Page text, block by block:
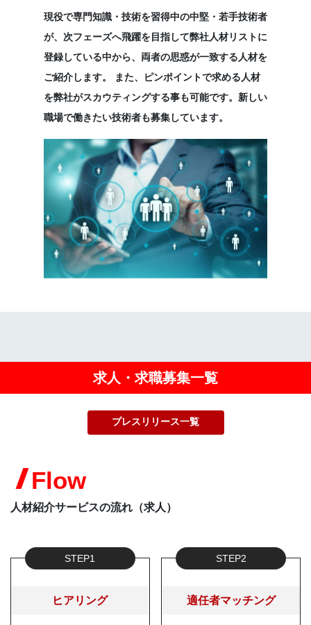
現役で専門知識・技術を習得中の中堅・若手技術者
が、次フェーズへ飛躍を目指して弊社人材リストに
登録している中から、両者の思惑が一致する人材を
ご紹介します。 また、ピンポイントで求める人材
を弊社がスカウティングする事も可能です。新しい
職場で働きたい技術者も募集しています。
求人・求職募集一覧
プレスリリース一覧
Flow
人材紹介サービスの流れ（求人）
STEP1
ヒアリング
STEP2
適任者マッチング